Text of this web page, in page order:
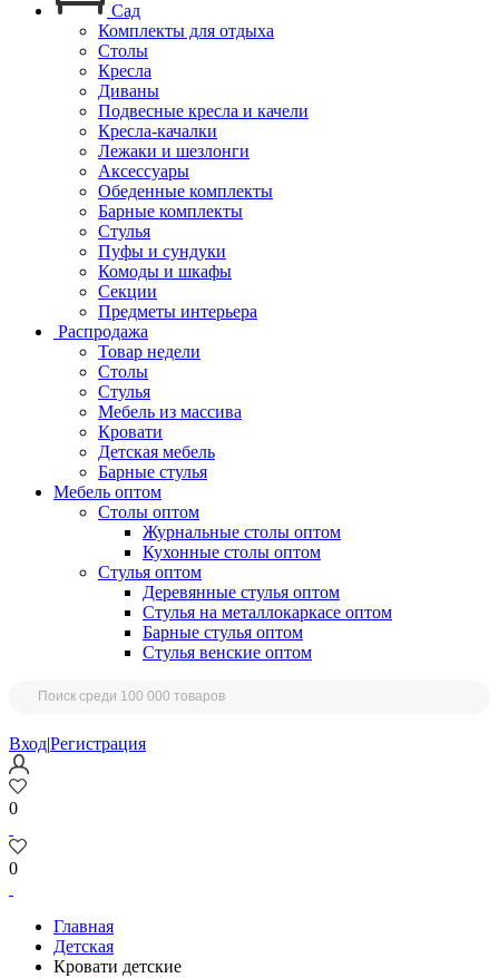
Сад
Комплекты для отдыха
Столы
Кресла
Диваны
Подвесные кресла и качели
Кресла-качалки
Лежаки и шезлонги
Аксессуары
Обеденные комплекты
Барные комплекты
Стулья
Пуфы и сундуки
Комоды и шкафы
Секции
Предметы интерьера
Распродажа
Товар недели
Столы
Стулья
Мебель из массива
Кровати
Детская мебель
Барные стулья
Мебель оптом
Столы оптом
Журнальные столы оптом
Кухонные столы оптом
Стулья оптом
Деревянные стулья оптом
Стулья на металлокаркасе оптом
Барные стулья оптом
Стулья венские оптом
Вход|Регистрация
0
0
Главная
Детская
Кровати детские